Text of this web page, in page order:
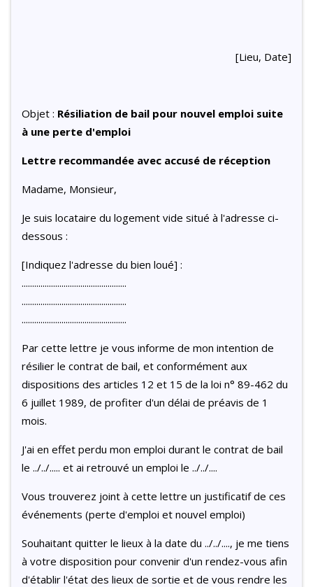
[Lieu, Date]
Objet : Résiliation de bail pour nouvel emploi suite
à une perte d'emploi
Lettre recommandée avec accusé de réception
Madame, Monsieur,
Je suis locataire du logement vide situé à l'adresse ci-
dessous :
[Indiquez l'adresse du bien loué] :
..................................................
..................................................
..................................................
Par cette lettre je vous informe de mon intention de
résilier le contrat de bail, et conformément aux
dispositions des articles 12 et 15 de la loi n° 89-462 du
6 juillet 1989, de profiter d'un délai de préavis de 1
mois.
J'ai en effet perdu mon emploi durant le contrat de bail
le ../../..... et ai retrouvé un emploi le ../../....
Vous trouverez joint à cette lettre un justificatif de ces
événements (perte d'emploi et nouvel emploi)
Souhaitant quitter le lieux à la date du ../../...., je me tiens
à votre disposition pour convenir d'un rendez-vous afin
d'établir l'état des lieux de sortie et de vous rendre les